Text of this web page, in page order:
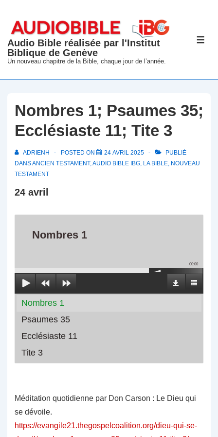
passer
contenu
principal
Audio Bible réalisée par l'Institut
Biblique de Genève
Un nouveau chapitre de la Bible, chaque jour de l’année.
Nombres 1; Psaumes 35;
Ecclésiaste 11; Tite 3
ADRIENH POSTED ON 24 AVRIL 2025
PUBLIÉ
DANSANCIEN TESTAMENT,AUDIO BIBLE IBG, LA BIBLE, NOUVEAU
TESTAMENT
24 avril
Nombres 1
00:00
Nombres 1
Psaumes 35
Ecclésiaste 11
Tite 3
Méditation quotidienne par Don Carson : Le Dieu qui
se dévoile.
https://evangile21.thegospelcoalition.org/dieu-qui-se-